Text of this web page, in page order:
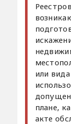
или
плане,
акте